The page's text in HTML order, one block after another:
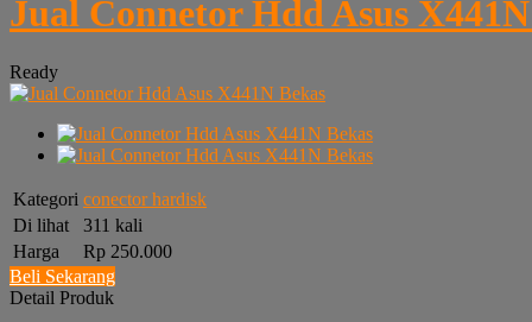
Jual Connetor Hdd Asus
Ready
Kategori conector hardisk
Di lihat
311 kali
Harga
Rp 250.000
Beli Sekarang
Detail Produk